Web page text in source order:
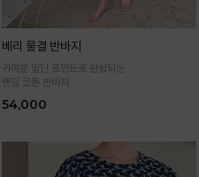
베리 물결 반바지
귀여운 밑단 포인트로 완성되는
밴딩 코튼 반바지
54,000